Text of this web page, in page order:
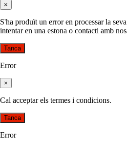
×
S'ha produït un error en processar la
intentar en una estona o contacti amb
Tanca
Error
×
Cal acceptar els termes i condicions.
Tanca
Error